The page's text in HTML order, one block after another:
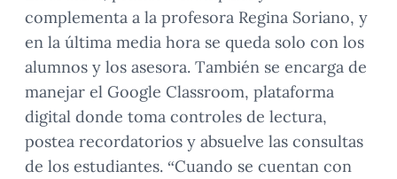
complementa a la profesora Regina Soriano, y
en la última media hora se queda solo con los
alumnos y los asesora. También se encarga de
manejar el Google Classroom, plataforma
digital donde toma controles de lectura,
postea recordatorios y absuelve las consultas
de los estudiantes. “Cuando se cuentan con